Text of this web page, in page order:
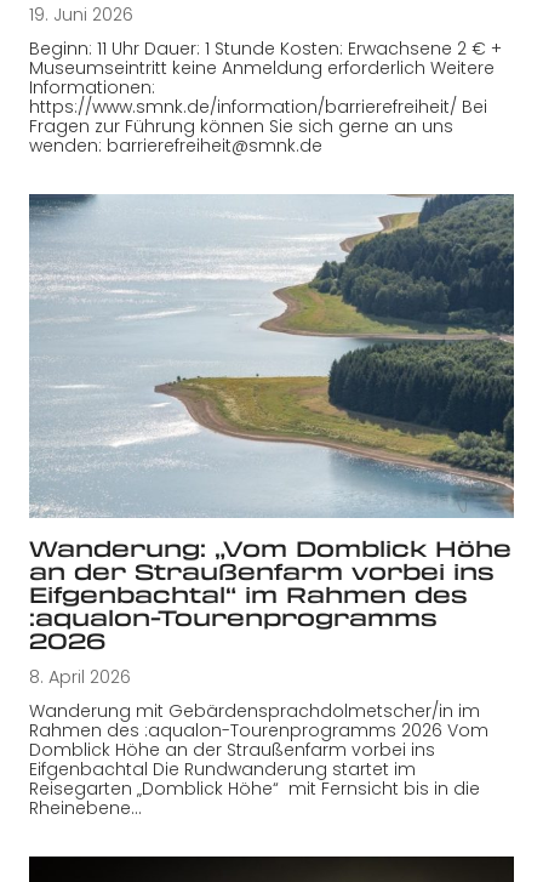
19. Juni 2026
Beginn: 11 Uhr Dauer: 1 Stunde Kosten: Erwachsene 2 € +
Museumseintritt keine Anmeldung erforderlich Weitere
Informationen:
https://www.smnk.de/information/barrierefreiheit/ Bei
Fragen zur Führung können Sie sich gerne an uns
wenden: barrierefreiheit@smnk.de
Wanderung: „Vom Domblick Höhe
an der Straußenfarm vorbei ins
Eifgenbachtal“ im Rahmen des
:aqualon-Tourenprogramms
2026
8. April 2026
Wanderung mit Gebärdensprachdolmetscher/in im
Rahmen des :aqualon-Tourenprogramms 2026 Vom
Domblick Höhe an der Straußenfarm vorbei ins
Eifgenbachtal Die Rundwanderung startet im
Reisegarten „Domblick Höhe“ mit Fernsicht bis in die
Rheinebene…